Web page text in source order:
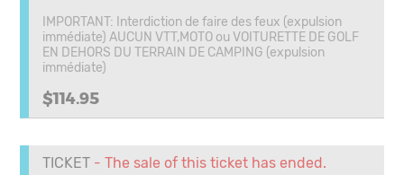
IMPORTANT: Interdiction de faire des feux (expulsion
immédiate) AUCUN VTT,MOTO ou VOITURETTE DE GOLF
EN DEHORS DU TERRAIN DE CAMPING (expulsion
immédiate)
$114.95
TICKET - The sale of this ticket has ended.